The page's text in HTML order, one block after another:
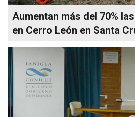
Aumentan más del 70%
en Cerro León en Santa